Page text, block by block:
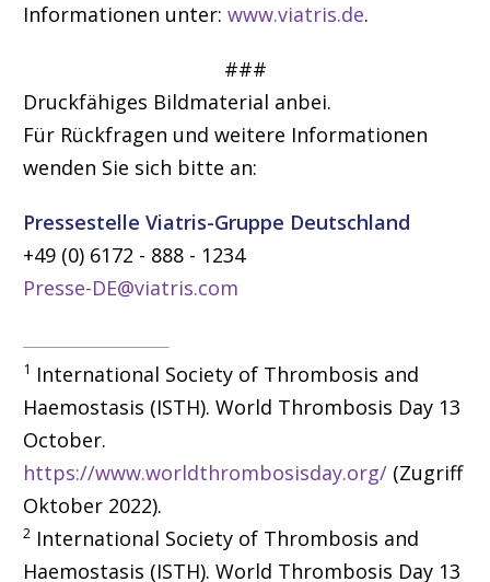
Informationen unter: www.viatris.de.
###
Druckfähiges Bildmaterial anbei.
Für Rückfragen und weitere Informationen
wenden Sie sich bitte an:
Pressestelle Viatris-Gruppe Deutschland
+49 (0) 6172 - 888 - 1234
Presse-DE@viatris.com
1 International Society of Thrombosis and
Haemostasis (ISTH). World Thrombosis Day 13
October.
https://www.worldthrombosisday.org/ (Zugriff
Oktober 2022).
2 International Society of Thrombosis and
Haemostasis (ISTH). World Thrombosis Day 13